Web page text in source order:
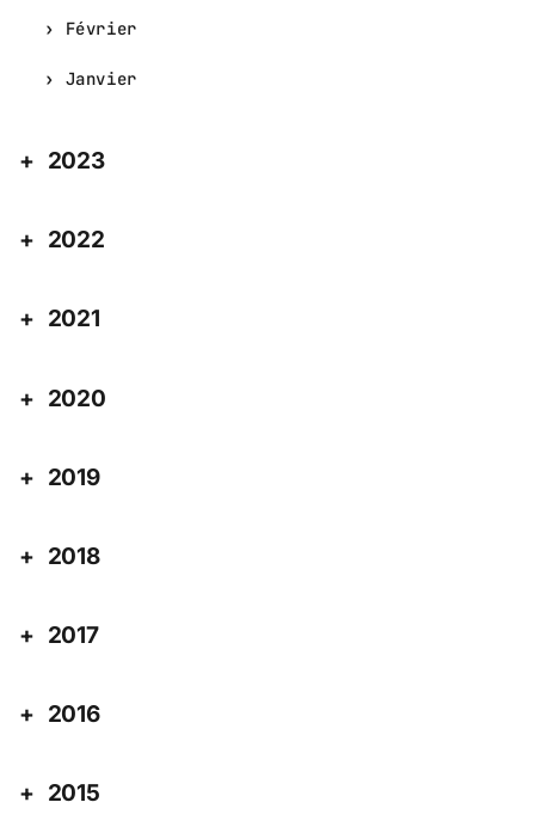
Février
Janvier
2023
2022
2021
2020
2019
2018
2017
2016
2015